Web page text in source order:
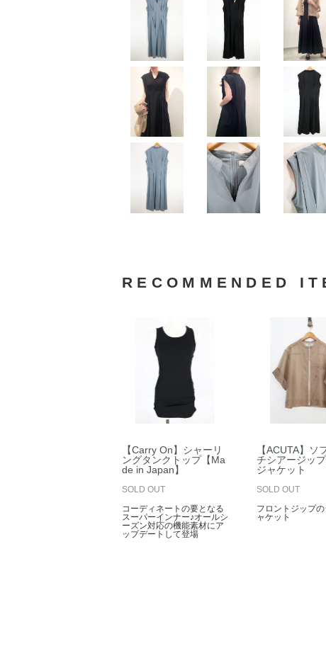
RECOMMENDED
【Carry On】シャーリ
ングタンクトップ【Ma
de in Japan】
SOLD OUT
コーディネートの要となる
スーパーインナー♪オールシ
ーズン対応の機能素材にア
ップデートして登場
【ACUTA】ソ
チシアージッ
ジャケット
SOLD OUT
フロントジップ
ャケット